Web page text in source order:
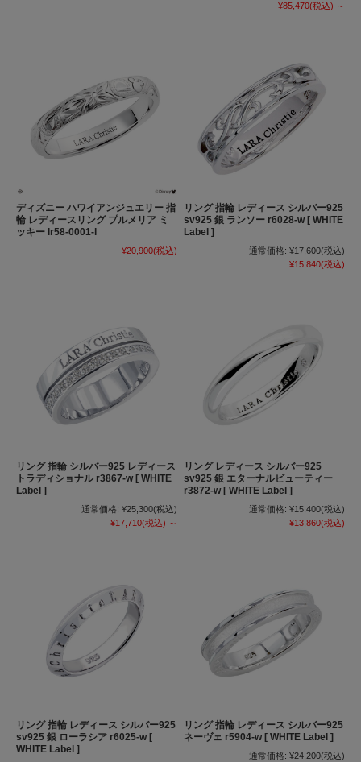
¥85,470(税込) ～
ディズニー ハワイアンジュエリー 指
輪 レディースリング プルメリア ミ
ッキー lr58-0001-l
¥20,900(税込)
リング 指輪 レディース シルバー925
sv925 銀 ランソー r6028-w [ WHITE
Label ]
通常価格: ¥17,600(税込)
¥15,840(税込)
リング 指輪 シルバー925 レディース
トラディショナル r3867-w [ WHITE
Label ]
通常価格: ¥25,300(税込)
¥17,710(税込) ～
リング レディース シルバー925
sv925 銀 エターナルビューティー
r3872-w [ WHITE Label ]
通常価格: ¥15,400(税込)
¥13,860(税込)
リング 指輪 レディース シルバー925
sv925 銀 ローラシア r6025-w [
WHITE Label ]
リング 指輪 レディース シルバー925
ネーヴェ r5904-w [ WHITE Label ]
通常価格: ¥24,200(税込)